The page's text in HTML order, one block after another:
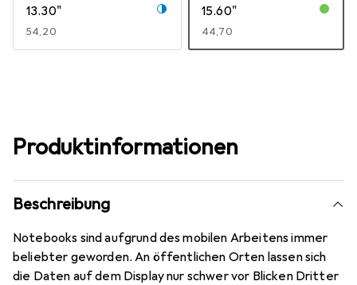
13.30"
EUR
54,20
15.60"
EUR
44,70
Produktinformationen
Beschreibung
Notebooks sind aufgrund des mobilen Arbeitens immer
beliebter geworden. An öffentlichen Orten lassen sich
die Daten auf dem Display nur schwer vor Blicken Dritter